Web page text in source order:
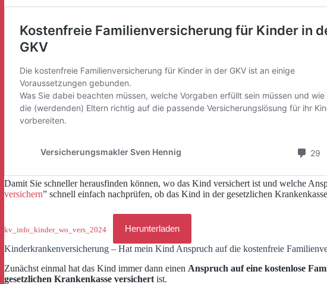
Damit Sie schneller herausfinden können, wo das Kind versichert ist und welche
versichern” schnell einfach nachprüfen, ob das Kind in der gesetzlichen
kv_info_kinder_wo_vers_2024
Herunterladen
Kinderkrankenversicherung – Hat mein Kind Anspruch auf die kostenfreie
Zunächst einmal hat das Kind immer dann einen Anspruch auf eine kostenlose
gesetzlichen Krankenkasse versichert ist.